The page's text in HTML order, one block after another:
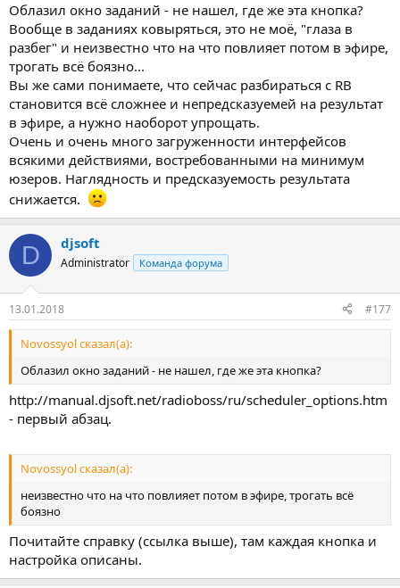
Облазил окно заданий - не нашел, где же эта кнопка?
Вообще в заданиях ковыряться, это не моё, "глаза в
разбег" и неизвестно что на что повлияет потом в эфире,
трогать всё боязно...
Вы же сами понимаете, что сейчас разбираться с RB
становится всё сложнее и непредсказуемей на результат
в эфире, а нужно наоборот упрощать.
Очень и очень много загруженности интерфейсов
всякими действиями, востребованными на минимум
юзеров. Наглядность и предсказуемость результата
снижается.
D djsoft
Administrator Команда форума
13.01.2018 #177
Novossyol сказал(а):
Облазил окно заданий - не нашел, где же эта кнопка?
http://manual.djsoft.net/radioboss/ru/scheduler_options.htm
- первый абзац.
Novossyol сказал(а):
неизвестно что на что повлияет потом в эфире, трогать всё
боязно
Почитайте справку (ссылка выше), там каждая кнопка и
настройка описаны.